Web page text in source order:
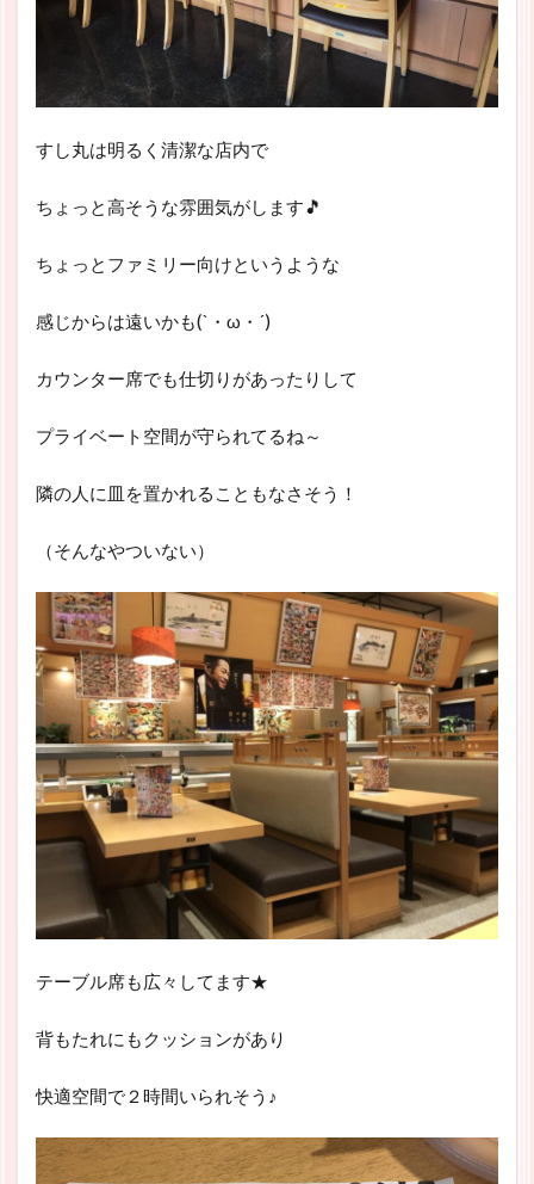
すし丸は明るく清潔な店内で
ちょっと高そうな雰囲気がします🎵
ちょっとファミリー向けというような
感じからは遠いかも(`・ω・´)
カウンター席でも仕切りがあったりして
プライベート空間が守られてるね～
隣の人に皿を置かれることもなさそう！
（そんなやついない）
テーブル席も広々してます★
背もたれにもクッションがあり
快適空間で２時間いられそう♪